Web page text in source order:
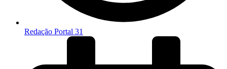
Redação Portal 31